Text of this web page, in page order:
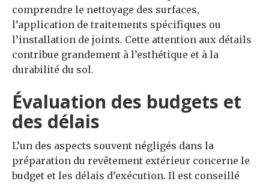
comprendre le nettoyage des surfaces,
l’application de traitements spécifiques ou
l’installation de joints. Cette attention aux détails
contribue grandement à l’esthétique et à la
durabilité du sol.
Évaluation des budgets et
des délais
L’un des aspects souvent négligés dans la
préparation du revêtement extérieur concerne le
budget et les délais d’exécution. Il est conseillé